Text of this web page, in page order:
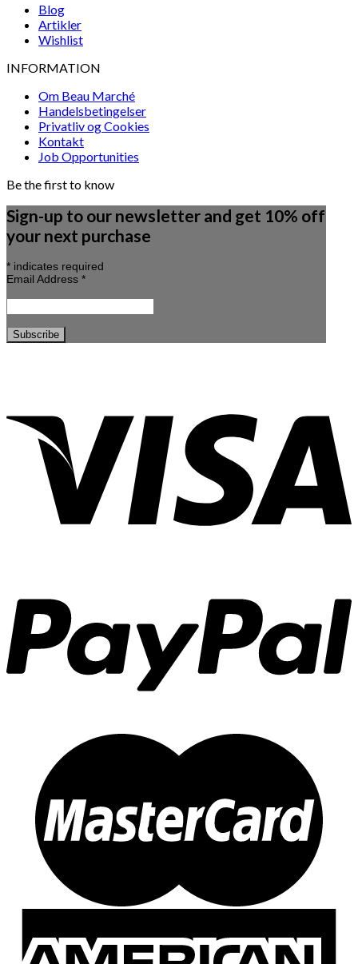
Blog
Artikler
Wishlist
INFORMATION
Om Beau Marché
Handelsbetingelser
Privatliv og Cookies
Kontakt
Job Opportunities
Be the first to know
Sign-up to our newsletter and get 10% off
your next purchase
* indicates required
Email Address *